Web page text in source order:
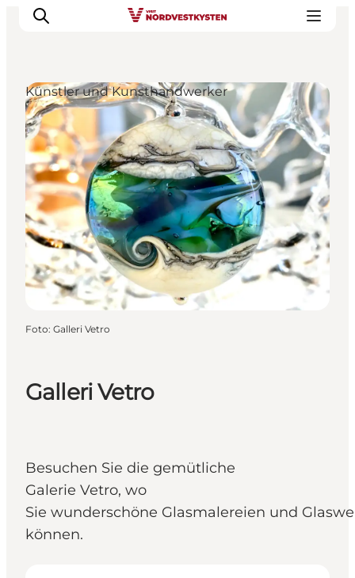
Urlaubsorte
Inspiration
Events
Unterkunft
Mach deine Urlaubsplanung
Galleri Vetro
Besuchen Sie die gemütliche
Galerie Vetro, wo
Sie wunderschöne Glasmalereien und
können.
Künstler und Kunsthandwerker
Foto: Galleri Vetro